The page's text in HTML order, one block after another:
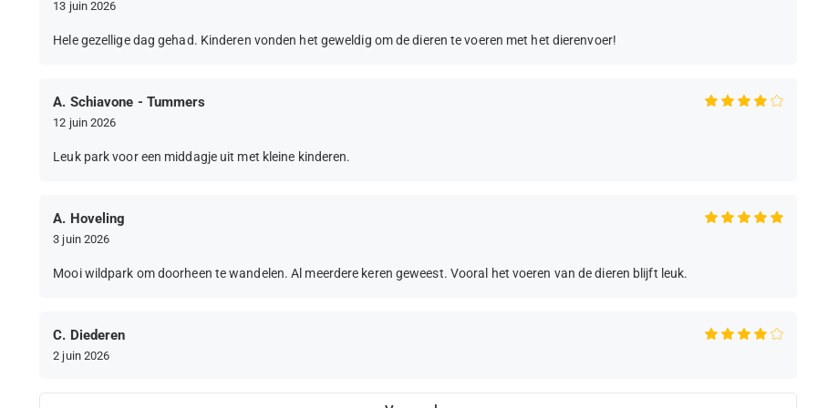
13 juin 2026
Hele gezellige dag gehad. Kinderen vonden het geweldig om de dieren te voeren met het dierenvoer!
A. Schiavone - Tummers
12 juin 2026
Leuk park voor een middagje uit met kleine kinderen.
A. Hoveling
3 juin 2026
Mooi wildpark om doorheen te wandelen. Al meerdere keren geweest. Vooral het voeren van de dieren blijft leuk.
C. Diederen
2 juin 2026